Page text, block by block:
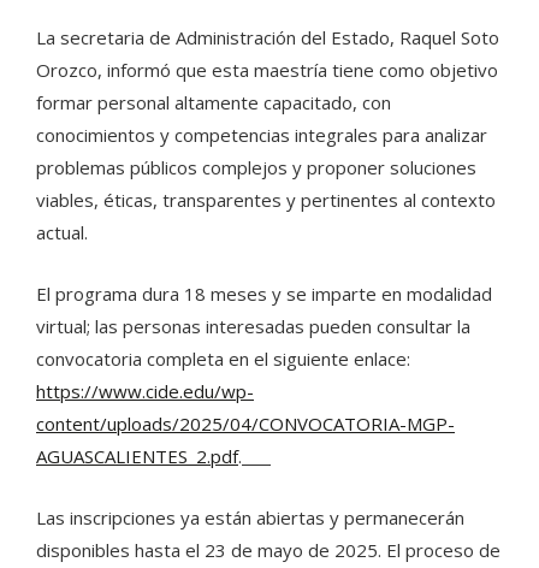
La secretaria de Administración del Estado, Raquel Soto
Orozco, informó que esta maestría tiene como objetivo
formar personal altamente capacitado, con
conocimientos y competencias integrales para analizar
problemas públicos complejos y proponer soluciones
viables, éticas, transparentes y pertinentes al contexto
actual.
El programa dura 18 meses y se imparte en modalidad
virtual; las personas interesadas pueden consultar la
convocatoria completa en el siguiente enlace:
https://www.cide.edu/wp-
content/uploads/2025/04/CONVOCATORIA-MGP-
AGUASCALIENTES_2.pdf.
Las inscripciones ya están abiertas y permanecerán
disponibles hasta el 23 de mayo de 2025. El proceso de